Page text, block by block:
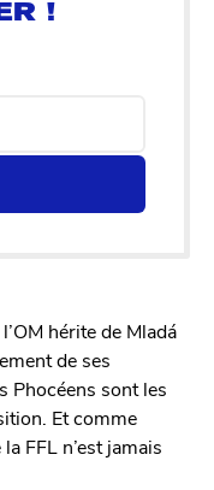
hérite de Mladá
de ses
Phocéens sont les
Et comme
FFL n’est jamais